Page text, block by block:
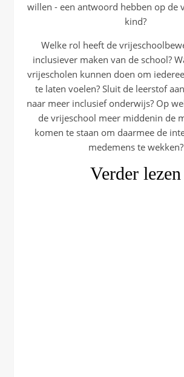
willen - een antwoord hebben op de
kind?
Welke rol heeft de
inclusiever maken van de school?
vrijescholen kunnen doen om
te laten voelen? Sluit de leerstof
naar meer inclusief onderwijs? Op
de vrijeschool meer middenin de
komen te staan om daarmee de
medemens te wekken?
Verder lezen